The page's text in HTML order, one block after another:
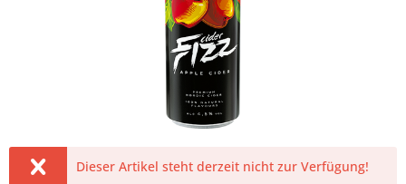
Dieser Artikel steht derzeit nicht zur Verfügung!